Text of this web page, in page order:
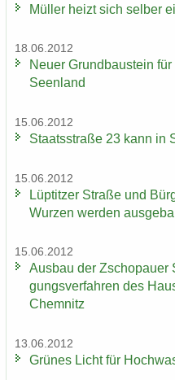
Mül­ler heizt sich sel­ber
18.06.2012
Neuer Grund­bau­stein
Se­en­land
15.06.2012
Staats­stra­ße 23 kann in
15.06.2012
Lüp­tit­zer Stra­ße und
Wur­zen wer­den
15.06.2012
Aus­bau der
gungs­ver­fah­ren des
Chem­nitz
13.06.2012
Grü­nes Licht für